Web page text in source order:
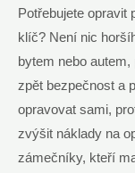
Potřebujete opravit
klíč? Není nic
bytem nebo
zpět bezpečnost a
opravovat sami,
zvýšit náklady na
zámečníky, kteří